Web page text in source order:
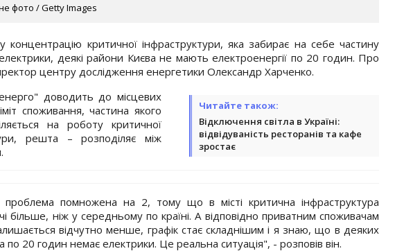
фото / Getty Images
концентрацію критичної інфраструктури, яка забирає на себе частину
деякі райони Києва не мають електроенергії по 20 годин. Про
центру дослідження енергетики Олександр Харченко.
Читайте також:
Відключення світла в Україні:
відвідуваність ресторанів та кафе
зростає
доводить до місцевих
споживання, частина якого
на роботу критичної
решта – розподіляє між
помножена на 2, тому що в місті критична інфраструктура
більше, ніж у середньому по країні. А відповідно приватним споживачам
відчутно менше, графік стає складнішим і я знаю, що в деяких
по 20 годин немає електрики. Це реальна ситуація", - розповів він.